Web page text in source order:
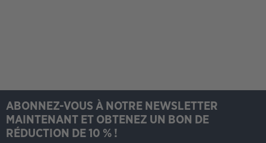
ABONNEZ-VOUS À NOTRE NEWSLETTER
MAINTENANT ET OBTENEZ UN BON DE
RÉDUCTION DE 10 % !